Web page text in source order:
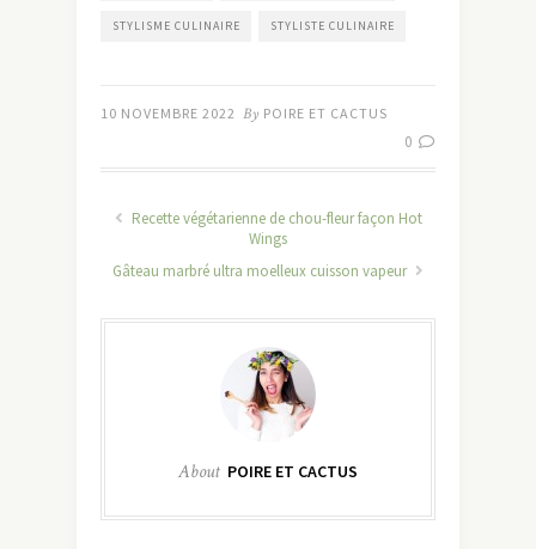
STYLISME CULINAIRE STYLISTE CULINAIRE
10 NOVEMBRE 2022 By POIRE ET CACTUS
0
Recette végétarienne de chou-fleur façon Hot
Wings
Gâteau marbré ultra moelleux cuisson vapeur
About POIRE ET CACTUS